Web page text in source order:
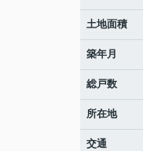
土地面積
築年月
総戸数
所在地
交通